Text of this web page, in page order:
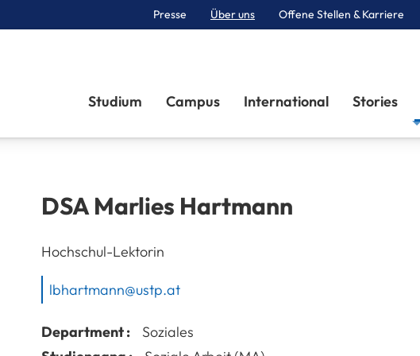
Presse Über uns Offene Stellen & Karriere
Studium Campus International Stories
DSA Marlies Hartmann
Hochschul-Lektorin
lbhartmann@ustp.at
Department :
Soziales